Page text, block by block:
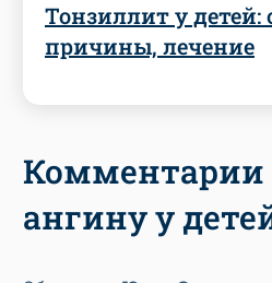
Тонзиллит у
причины, лечение
Комментарии
ангину у